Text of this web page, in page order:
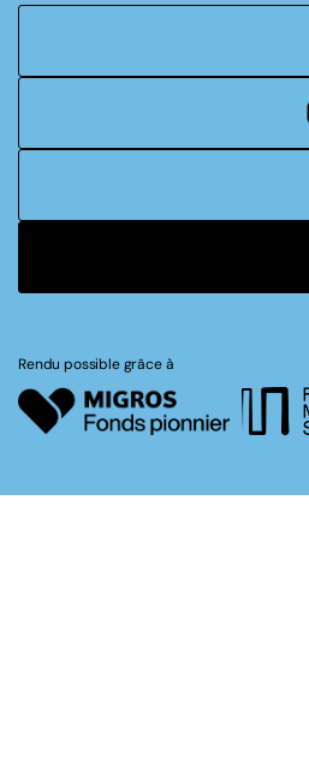
Rendu possible grâce à